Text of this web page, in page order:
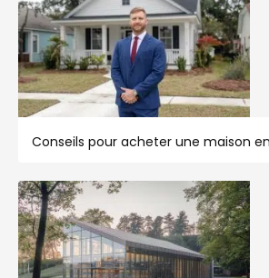
Conseils pour acheter une maison